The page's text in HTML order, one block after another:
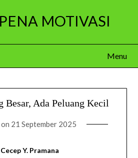
MOTIVASI
Menu
Besar, Ada Peluang Kecil
21 September 2025
Cecep Y. Pramana